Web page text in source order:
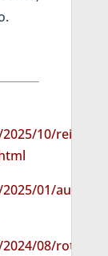
10/rein-
01/
08/